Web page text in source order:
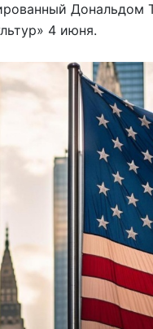
Дональдом
4 июня.